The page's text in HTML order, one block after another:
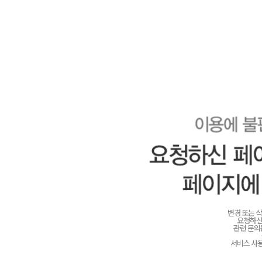
변경 또는
요청하
관련 문
서비스 사